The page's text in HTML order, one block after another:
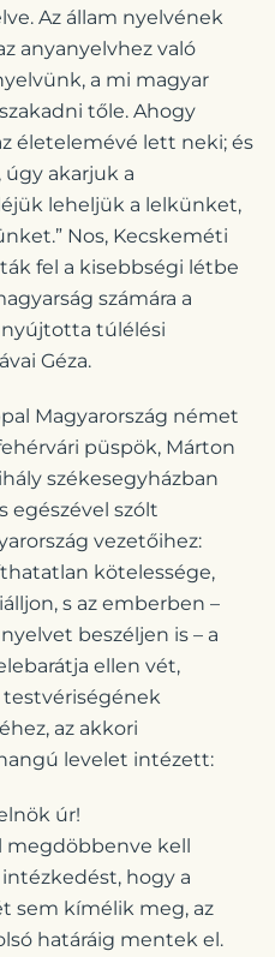
Az állam nyelvének
anyanyelvhez való
a mi magyar
tőle. Ahogy
életelemévé lett neki; és
akarjuk a
leheljük a lelkünket,
Nos, Kecskeméti
fel a kisebbségi létbe
számára a
túlélési
Géza.
Magyarország német
püspök, Márton
székesegyházban
egészével szólt
vezetőihez:
kötelessége,
s az emberben –
beszéljen is – a
ellen vét,
testvériségének
az akkori
levelet intézett:
úr!
megdöbbenve kell
hogy a
sem kímélik meg, az
határáig mentek el.